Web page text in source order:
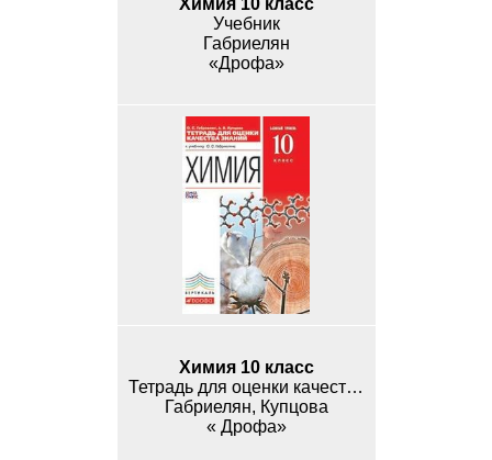
Учебник
Габриелян
«Дрофа»
Химия 10 класс
Тетрадь для оценки качества знаний
Габриелян, Купцова
« Дрофа»